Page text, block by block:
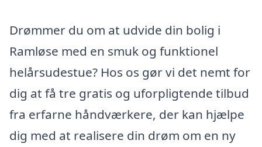
Drømmer du om at udvide din bolig i
Ramløse med en smuk og funktionel
helårsudestue? Hos os gør vi det nemt for
dig at få tre gratis og uforpligtende tilbud
fra erfarne håndværkere, der kan hjælpe
dig med at realisere din drøm om en ny